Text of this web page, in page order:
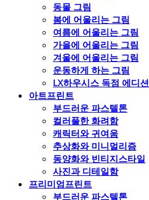
동물 그림
봄에 어울리는 그림
여름에 어울리는 그림
가을에 어울리는 그림
겨울에 어울리는 그림
운동하게 하는 그림
LX하우시스 독점 에디션
아트프린트
부드러운 파스텔톤
컬러풀한 화려함
캐릭터와 귀여움
추상화와 미니멀리즘
동양화와 빈티지스타일
사진과 디테일함
프리미엄프린트
부드러운 파스텔톤